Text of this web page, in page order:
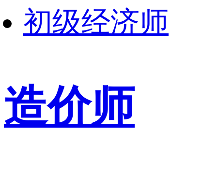
初级经济师
造价师